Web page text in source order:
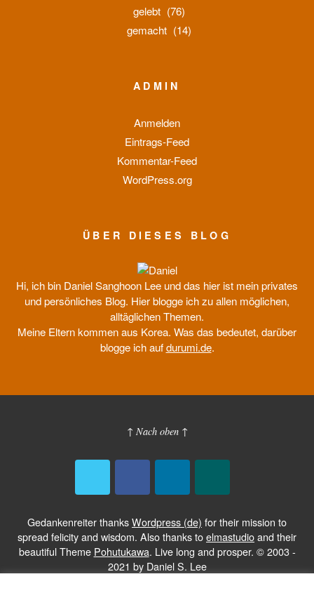
gelebt (76)
gemacht (14)
ADMIN
Anmelden
Eintrags-Feed
Kommentar-Feed
WordPress.org
ÜBER DIESES BLOG
Hi, ich bin Daniel Sanghoon Lee und das hier ist mein privates
und persönliches Blog. Hier blogge ich zu allen möglichen,
alltäglichen Themen.
Meine Eltern kommen aus Korea. Was das bedeutet, darüber
blogge ich aufdurumi.de.
↑ Nach oben ↑
Gedankenreiter thanksWordpress (de) for their mission to
spread felicity and wisdom. Also thanks toelmastudioand their
beautiful Theme Pohutukawa. Live long and prosper. © 2003 -
2021 by Daniel S. Lee